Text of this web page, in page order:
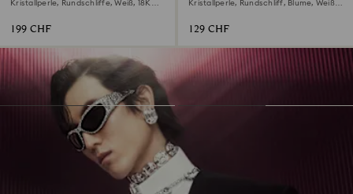
Kristallperle, Rundschliffe, Weiß, 18K
199 CHF
Kristallperle, Rundschliff, Blume, Weiß,
129 CHF